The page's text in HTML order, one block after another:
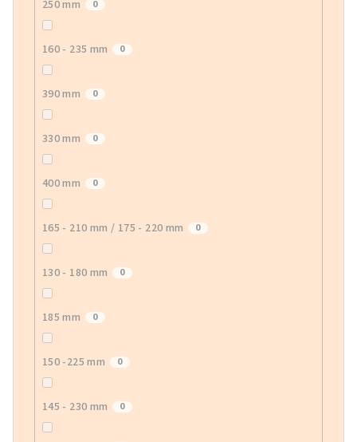
250 mm 0
160 - 235 mm 0
390 mm 0
330 mm 0
400 mm 0
165 - 210 mm / 175 - 220 mm 0
130 - 180 mm 0
185 mm 0
150 -225 mm 0
145 - 230 mm 0